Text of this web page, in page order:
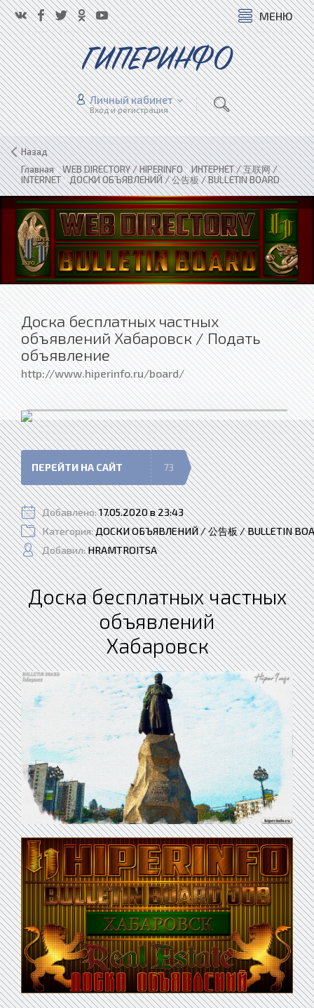
МЕНЮ
ГИПЕРИНФО
Личный кабинет
Вход и регистрация
Назад
Главная»WEB DIRECTORY / HIPERINFO»ИНТЕРНЕТ / 互联网 /
INTERNET»ДОСКИ ОБЪЯВЛЕНИЙ / 公告板 / BULLETIN BOARD
Доска бесплатных частных
объявлений Хабаровск / Подать
объявление
http://www.hiperinfo.ru/board/
ПЕРЕЙТИ НА САЙТ 73
Добавлено:17.05.2020 в 23:43
Категория:ДОСКИ ОБЪЯВЛЕНИЙ / 公告板 / BULLETIN
Добавил:HRAMTROITSA
Доска бесплатных частных
объявлений
Хабаровск